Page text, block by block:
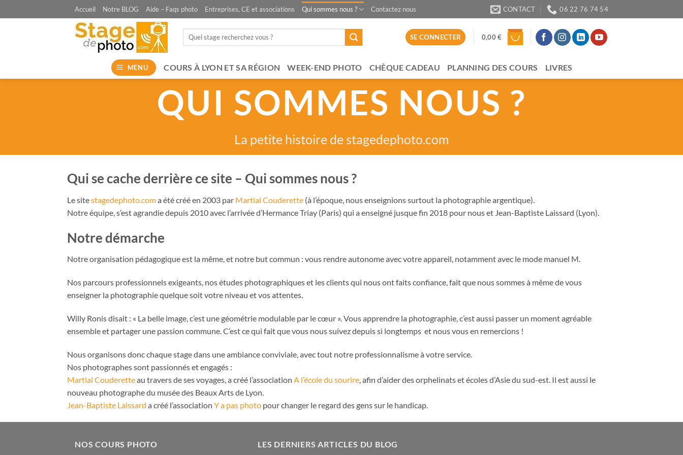
au
Accueil Notre BLOG Aide – Faqs photo Entreprises, CE et associations Qui sommes nous ? Contactez nous CONTACT 06 22 76 74 54
Recherche
pour :
SE CONNECTER 0,00€
MENU COURS À LYON ET SA RÉGION WEEK-END PHOTO CHÈQUE CADEAU PLANNING DES COURS LIVRES
QUI SOMMES NOUS ?
La petite histoire de stagedephoto.com
Qui se cache derrière ce site – Qui sommes nous ?
Le sitestagedephoto.coma été créé en 2003 par Martial Couderette (à l’époque, nous enseignions surtout la photographie argentique).
Notre équipe, s’est agrandie depuis 2010 avec l’arrivée d’Hermance Triay (Paris) qui a enseigné jusque fin 2018 pour nous et Jean-Baptiste Laissard (Lyon).
Notre démarche
Notre organisation pédagogique est la même, et notre but commun : vous rendre autonome avec votre appareil, notamment avec le mode manuel M.
Nos parcours professionnels exigeants, nos études photographiques et les clients qui nous ont faits confiance, fait que nous sommes à même de vous
enseigner la photographie quelque soit votre niveau et vos attentes.
Willy Ronis disait : « La belle image, c’est une géométrie modulable par le cœur ». Vous apprendre la photographie, c’est aussi passer un moment agréable
ensemble et partager une passion commune. C’est ce qui fait que vous nous suivez depuis si longtemps et nous vous en remercions !
Nous organisons donc chaque stage dans une ambiance conviviale, avec tout notre professionnalisme à votre service.
Nos photographes sont passionnés et engagés :
Martial Couderetteau travers de ses voyages, a créé l’association A l’école du sourire , afin d’aider des orphelinats et écoles d’Asie du sud-est. Il est aussi le
nouveau photographe du musée des Beaux Arts de Lyon.
Jean-Baptiste Laissard a créé l’association Y a pas photo pour changer le regard des gens sur le handicap.
NOS COURS PHOTO LES DERNIERS ARTICLES DU BLOG